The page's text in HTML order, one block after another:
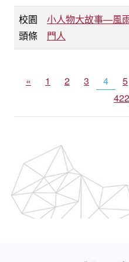
校園
頭條
小人物大故事—風
門人
« 1 2 3 4 5
422